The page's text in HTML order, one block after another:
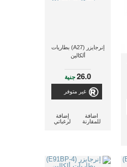
إنرجايزر (A27) بطاريات
ألكالين
26.0جنية
غير متوفر
إضافة
لرغباتي
اضافة
للمقارنة